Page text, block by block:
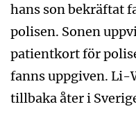
hans son bekräftat
polisen. Sonen
patientkort för
fanns uppgiven. Li-
tillbaka åter i